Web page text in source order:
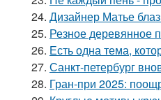
24. Дизайнер Матье
25. Резное деревянное
26. Есть одна тема,
27. Санкт-петербург
28. Гран-при 2025: